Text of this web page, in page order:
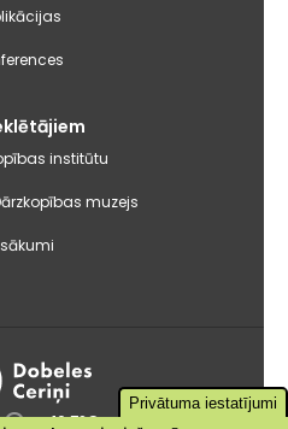
institūtu
muzejs
+16.7°C
Privātuma iestatījumi